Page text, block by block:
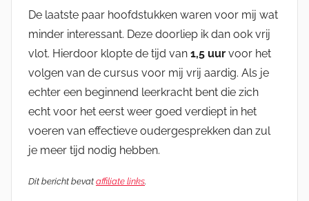
De laatste paar hoofdstukken waren voor mij wat
minder interessant. Deze doorliep ik dan ook vrij
vlot. Hierdoor klopte de tijd van 1,5 uur voor het
volgen van de cursus voor mij vrij aardig. Als je
echter een beginnend leerkracht bent die zich
echt voor het eerst weer goed verdiept in het
voeren van effectieve oudergesprekken dan zul
je meer tijd nodig hebben.
Dit bericht bevat affiliate links.